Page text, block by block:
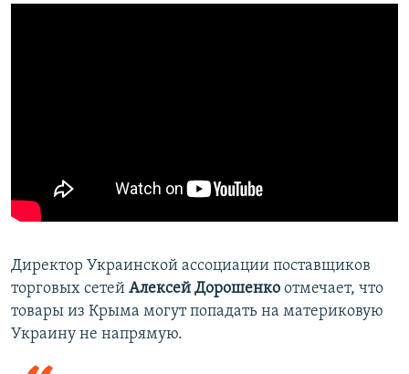
Директор Украинской ассоциации поставщиков
торговых сетей Алексей Дорошенко отмечает, что
товары из Крыма могут попадать на материковую
Украину не напрямую.